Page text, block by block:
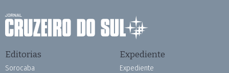
Editorias
Sorocaba
Expediente
Expediente